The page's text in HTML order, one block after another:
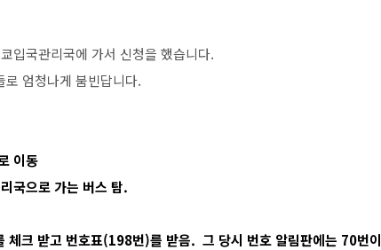
입국관리국에 가서 신청을 했습니다.
엄청나게 붐빈답니다.
이동
국으로 가는 버스 탐.
크 받고 번호표(198번)를 받음. 그 당시 번호 알림판에는 70번이